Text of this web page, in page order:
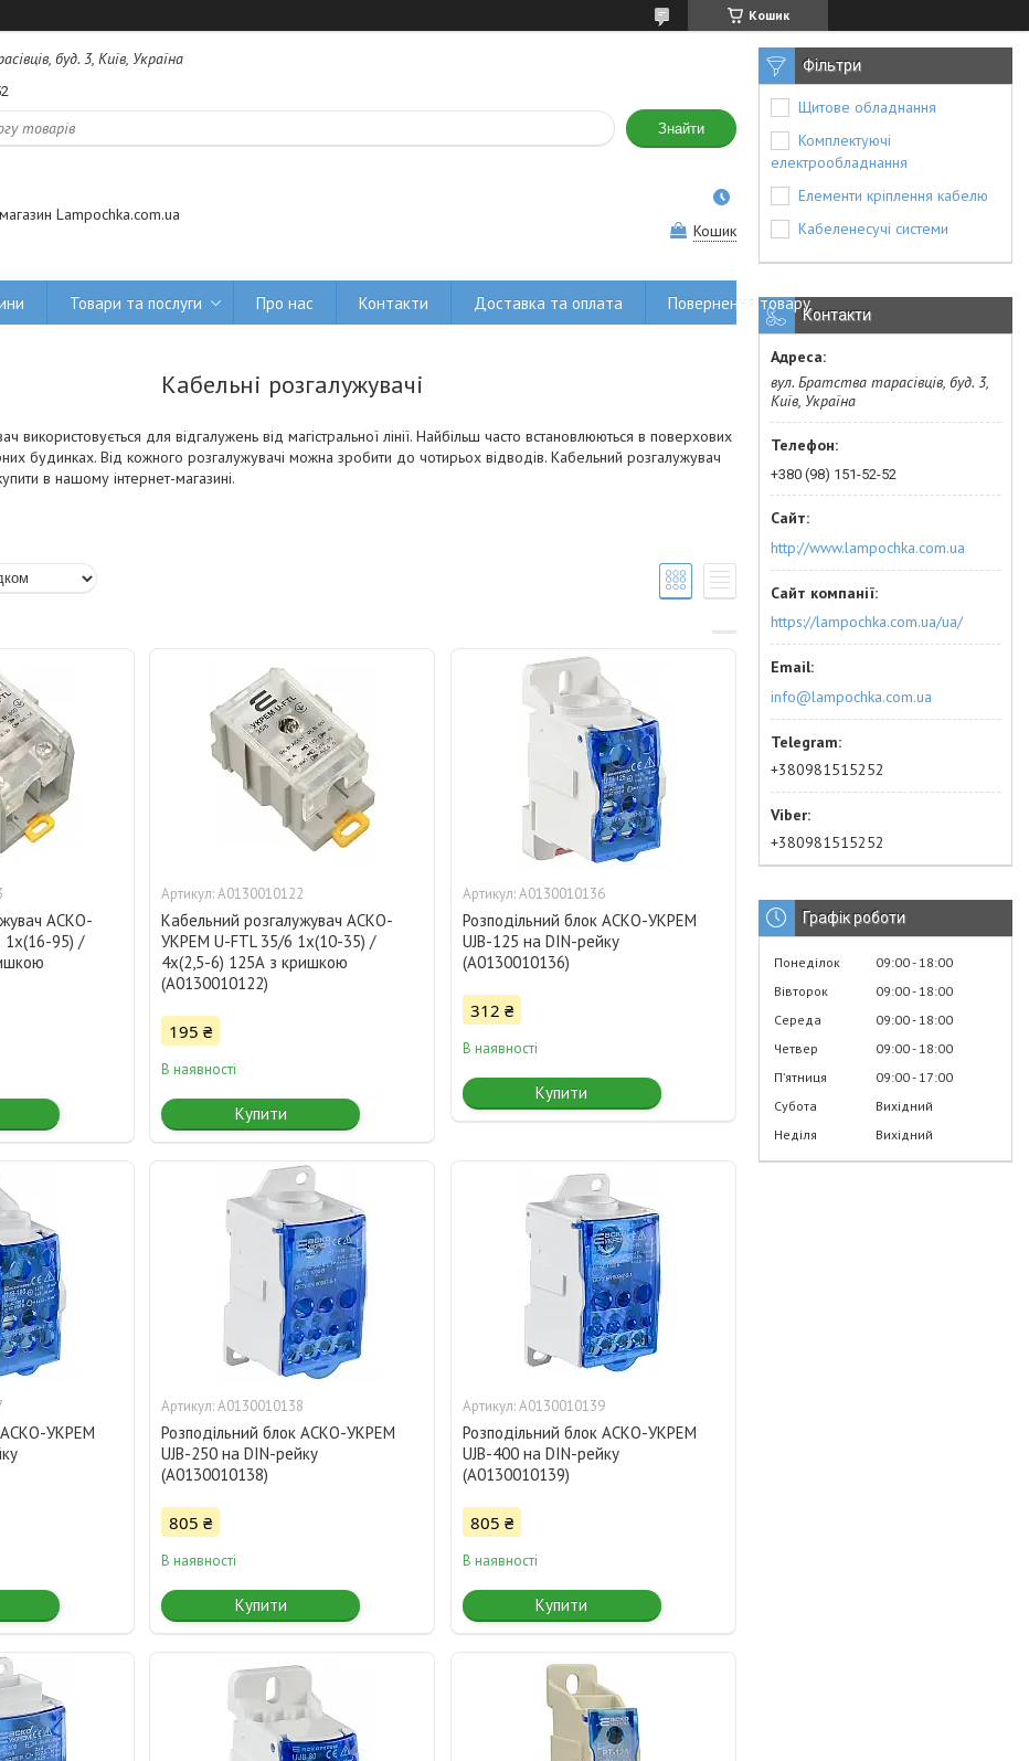
Кошик
буд. 3, Київ, Україна
Знайти
Lampochka.com.ua
Кошик
Товари та послуги Про нас Контакти Доставка та оплата Повернення товару
Кабельні розгалужувачі
використовується для відгалужень від магістральної лінії. Найбільш часто встановлюються в поверхових
будинках. Від кожного розгалужувачі можна зробити до чотирьох відводів. Кабельний розгалужувач
в нашому інтернет-магазині.
АСКО-
1x(16-95) /
A0130010122
Кабельний розгалужувач АСКО-
УКРЕМ U-FTL 35/6 1x(10-35) /
4х(2,5-6) 125А з кришкою
(A0130010122)
195 ₴
В наявності
Купити
A0130010136
Розподільний блок АСКО-УКРЕМ
UJB-125 на DIN-рейку
(A0130010136)
312 ₴
В наявності
Купити
АСКО-УКРЕМ
A0130010138
Розподільний блок АСКО-УКРЕМ
UJB-250 на DIN-рейку
(A0130010138)
805 ₴
В наявності
Купити
A0130010139
Розподільний блок АСКО-УКРЕМ
UJB-400 на DIN-рейку
(A0130010139)
805 ₴
В наявності
Купити
Фільтри
Щитове обладнання
Комплектуючі
електрообладнання
Елементи кріплення кабелю
Кабеленесучі системи
Контакти
вул. Братства тарасівців, буд. 3,
Київ, Україна
+380 (98) 151-52-52
http://www.lampochka.com.ua
https://lampochka.com.ua/ua/
info@lampochka.com.ua
+380981515252
+380981515252
Графік роботи
Понеділок 09:00 18:00
Вівторок
09:00 18:00
Середа
09:00 18:00
Четвер
09:00 18:00
Пʼятниця
09:00 17:00
Субота
Вихідний
Неділя
Вихідний